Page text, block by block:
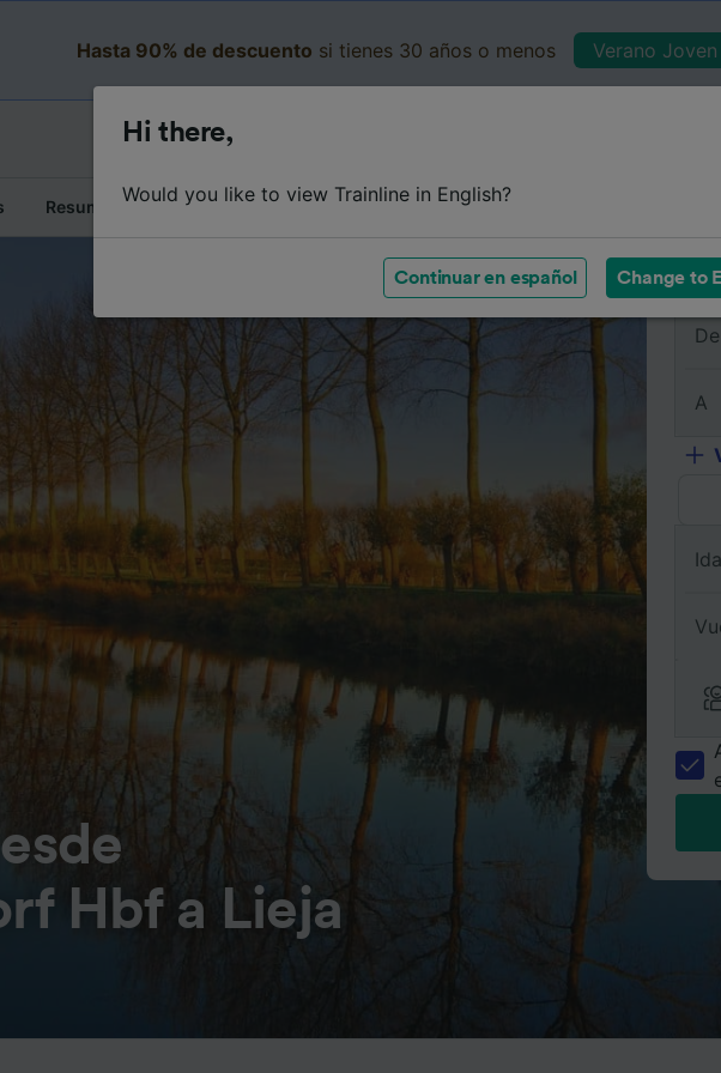
Hasta 90% de descuento si tienes 30 años o menos Verano
Resumen del viaje Horarios Clases Servicios a bordo
Hbf a Lieja
De
A
Ida
Hi there,
Would you like to view Trainline in English?
Continuar en español Change to